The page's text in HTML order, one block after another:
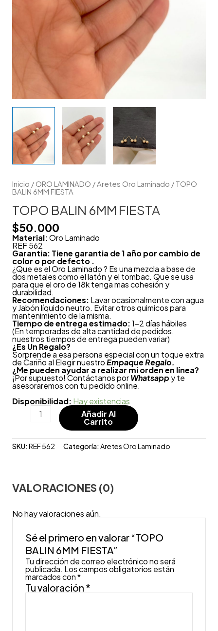
Inicio / ORO LAMINADO / Aretes Oro Laminado / TOPO
BALIN 6MM FIESTA
TOPO BALIN 6MM FIESTA
$50.000
Material:Oro Laminado
REF 562
Garantia: Tiene garantia de 1 año por cambio de
color o por defecto .
¿Que es el Oro Laminado ? Es una mezcla a base de
dos metales como el latón y el tombac. Que se usa
para que el oro de 18k tenga mas cohesión y
durabilidad.
Recomendaciones: Lavar ocasionalmente con agua
y Jabón líquido neutro. Evitar otros quimicos para
mantenimiento de la misma.
Tiempo de entrega estimado:1-2 días hábiles
(En temporadas de alta cantidad de pedidos,
nuestros tiempos de entrega pueden variar)
¿Es Un Regalo?
Sorprende a esa persona especial con un toque extra
de Cariño al Elegir nuestroEmpaque Regalo.
¿Me pueden ayudar a realizar mi orden en línea?
¡Por supuesto! Contáctanos porWhatsapp y te
asesoraremos con tu pedido online.
Disponibilidad: Hay existencias
Añadir Al
Carrito
SKU:REF 562 Categoría:Aretes Oro Laminado
VALORACIONES (0)
No hay valoraciones aún.
Sé el primero en valorar “TOPO
BALIN 6MM FIESTA”
Tu dirección de correo electrónico no será
publicada. Los campos obligatorios están
marcados con*
Tu valoración *